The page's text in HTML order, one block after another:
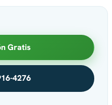
Gratis
4276